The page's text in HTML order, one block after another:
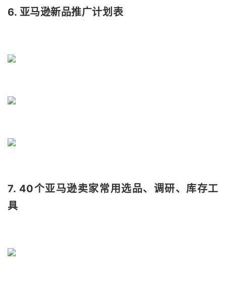
6. 亚马逊新品推广计划表
7. 40个亚马逊卖家常用选品、调研、库存工
具